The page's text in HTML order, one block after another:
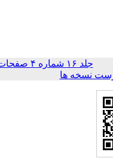
جلد ۱۶ شماره ۴ صفحات
نسخه ها